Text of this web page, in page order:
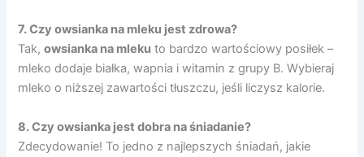
7. Czy owsianka na mleku jest zdrowa?
Tak,owsianka na mleku to bardzo wartościowy posiłek –
mleko dodaje białka, wapnia i witamin z grupy B. Wybieraj
mleko o niższej zawartości tłuszczu, jeśli liczysz kalorie.
8. Czy owsianka jest dobra na śniadanie?
Zdecydowanie! To jedno z najlepszych śniadań, jakie